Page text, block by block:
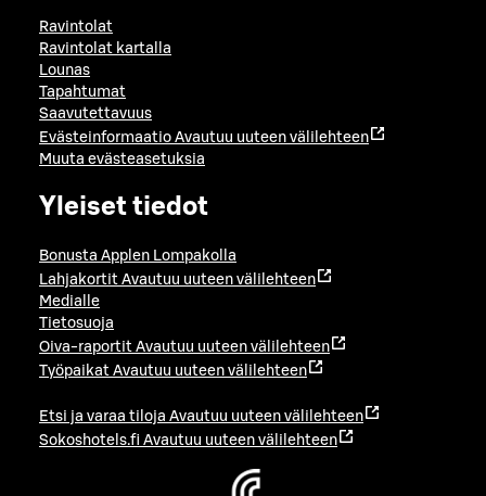
Ravintolat
Ravintolat kartalla
Lounas
Tapahtumat
Saavutettavuus
Evästeinformaatio Avautuu uuteen välilehteen
Muuta evästeasetuksia
Yleiset tiedot
Bonusta Applen Lompakolla
Lahjakortit Avautuu uuteen välilehteen
Medialle
Tietosuoja
Oiva-raportit Avautuu uuteen välilehteen
Työpaikat Avautuu uuteen välilehteen
Etsi ja varaa tiloja Avautuu uuteen välilehteen
Sokoshotels.fi Avautuu uuteen välilehteen